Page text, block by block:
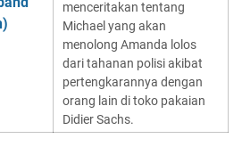
menceritakan tentang
Michael yang akan
menolong Amanda lolos
dari tahanan polisi akibat
pertengkarannya dengan
orang lain di toko pakaian
Didier Sachs.